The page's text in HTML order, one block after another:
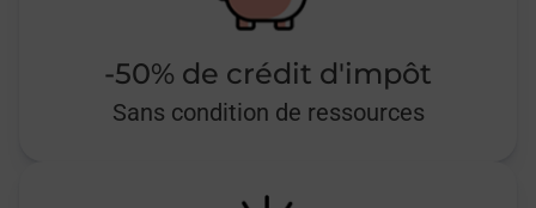
-50% de crédit d'impôt
Sans condition de ressources